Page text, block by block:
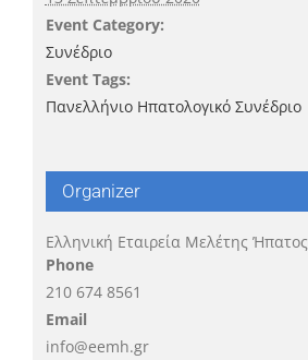
Event Category:
Συνέδριο
Event Tags:
Πανελλήνιο Ηπατολογικό Συνέδριο
Organizer
Ελληνική Εταιρεία Μελέτης Ήπατος
Phone
210 674 8561
Email
info@eemh.gr